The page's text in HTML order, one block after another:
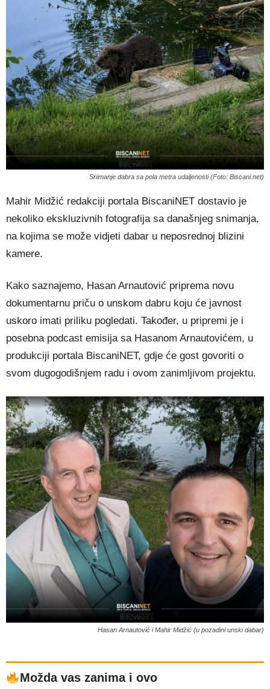
Snimanje dabra sa pola metra udaljenosti (Foto: Biscani.net)
Mahir Midžić redakciji portala BiscaniNET dostavio je
nekoliko ekskluzivnih fotografija sa današnjeg snimanja,
na kojima se može vidjeti dabar u neposrednoj blizini
kamere.
Kako saznajemo, Hasan Arnautović priprema novu
dokumentarnu priču o unskom dabru koju će javnost
uskoro imati priliku pogledati. Također, u pripremi je i
posebna podcast emisija sa Hasanom Arnautovićem, u
produkciji portala BiscaniNET, gdje će gost govoriti o
svom dugogodišnjem radu i ovom zanimljivom projektu.
Hasan Arnautović i Mahir Midžić (u pozadini unski dabar)
Možda vas zanima i ovo